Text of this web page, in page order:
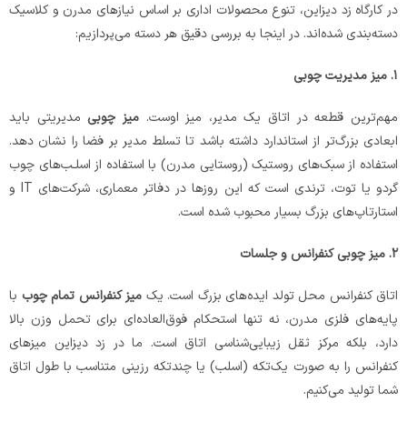
در کارگاه زد دیزاین، تنوع محصولات اداری بر اساس نیازهای مدرن و کلاسیک
دسته‌بندی شده‌اند. در اینجا به بررسی دقیق هر دسته می‌پردازیم:
۱. میز مدیریتچوبی
مهم‌ترین قطعه در اتاق یک مدیر، میز اوست.میز چوبی مدیریتی باید
ابعادی بزرگ‌تر از استاندارد داشته باشد تا تسلط مدیر بر فضا را نشان دهد.
استفاده از سبک‌های روستیک (روستایی مدرن) با استفاده از اسلـب‌های چوب
گردو یا توت، ترندی است که این روزها در دفاتر معماری، شرکت‌های IT و
استارتاپ‌های بزرگ بسیار محبوب شده است.
۲. میز چوبی کنفرانس و جلسات
اتاق کنفرانس محل تولد ایده‌های بزرگ است. یک میز کنفرانس تمام چوب با
پایه‌های فلزی مدرن، نه تنها استحکام فوق‌العاده‌ای برای تحمل وزن بالا
دارد، بلکه مرکز ثقل زیبایی‌شناسی اتاق است. ما در زد دیزاین میزهای
کنفرانس را به صورت یک‌تکه (اسلب) یا چندتکه رزینی متناسب با طول اتاق
شما تولید می‌کنیم.